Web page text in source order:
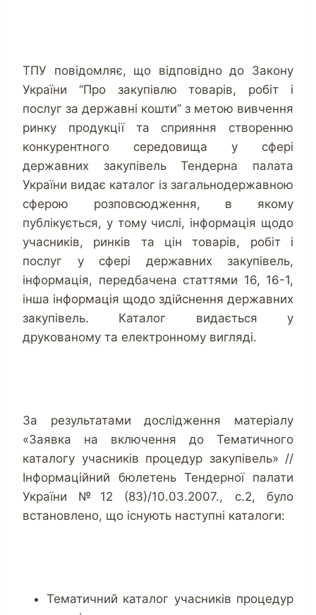
ТПУ повідомляє, що відповідно до Закону
України “Про закупівлю товарів, робіт і
послуг за державні кошти” з метою вивчення
ринку продукції та сприяння створенню
конкурентного середовища у сфері
державних закупівель Тендерна палата
України видає каталог із загальнодержавною
сферою розповсюдження, в якому
публікується, у тому числі, інформація щодо
учасників, ринків та цін товарів, робіт і
послуг у сфері державних закупівель,
інформація, передбачена статтями 16, 16-1,
інша інформація щодо здійснення державних
закупівель. Каталог видається у
друкованому та електронному вигляді.
За результатами дослідження матеріалу
«Заявка на включення до Тематичного
каталогу учасників процедур закупівель» //
Інформаційний бюлетень Тендерної палати
України №12 (83)/10.03.2007., с.2, було
встановлено, що існують наступні каталоги:
Тематичний каталог учасників процедур